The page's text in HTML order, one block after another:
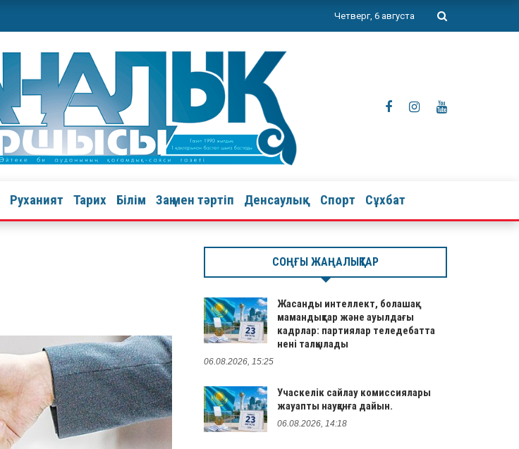
Четверг, 6 августа
Руханият Тарих Білім Заң мен тәртіп Денсаулық Спорт Сұхбат
СОҢҒЫ ЖАҢАЛЫҚТАР
Жасанды интеллект, болашақ
мамандықтар және ауылдағы
кадрлар: партиялар теледебатта
нені талқылады
06.08.2026, 15:25
Учаскелік сайлау комиссиялары
жауапты науқанға дайын.
06.08.2026, 14:18